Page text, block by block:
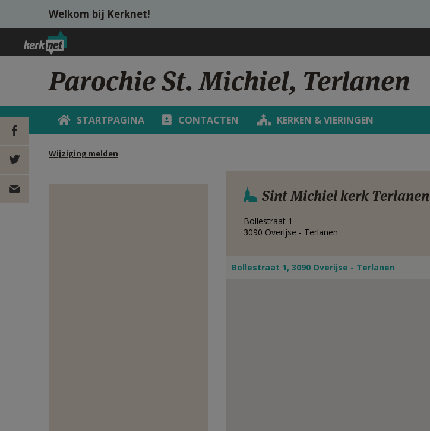
Overslaan en naar de inhoud gaan
Welkom bij Kerknet!
Parochie St. Michiel, Terlanen
STARTPAGINA CONTACTEN KERKEN & VIERINGEN
Wijziging melden
DEEL OP
FACEBOOK
DEEL OP Sint Michiel kerk Terlanen
Bollestraat 1
3090 Overijse - Terlanen
Bollestraat 1, 3090 Overijse - Terlanen